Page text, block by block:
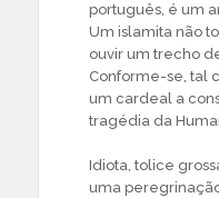
português, é um
Um islamita não
ouvir um trecho
Conforme-se, tal
um cardeal a
tragédia da
Idiota, tolice
uma